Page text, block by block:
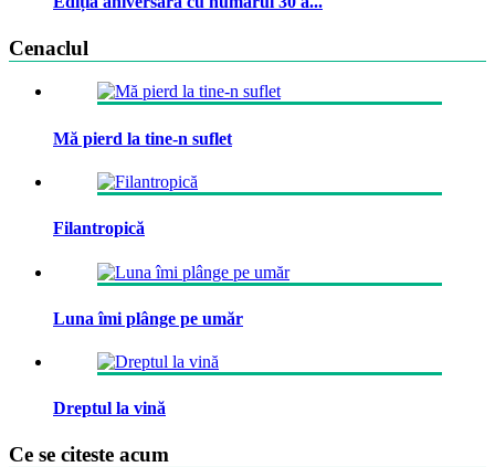
Cenaclul
Mă pierd la tine-n suflet
Filantropică
Luna îmi plânge pe umăr
Dreptul la vină
Ce se citeste acum